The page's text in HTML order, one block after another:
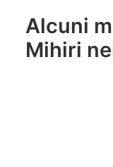
Alcuni
Mihiri n